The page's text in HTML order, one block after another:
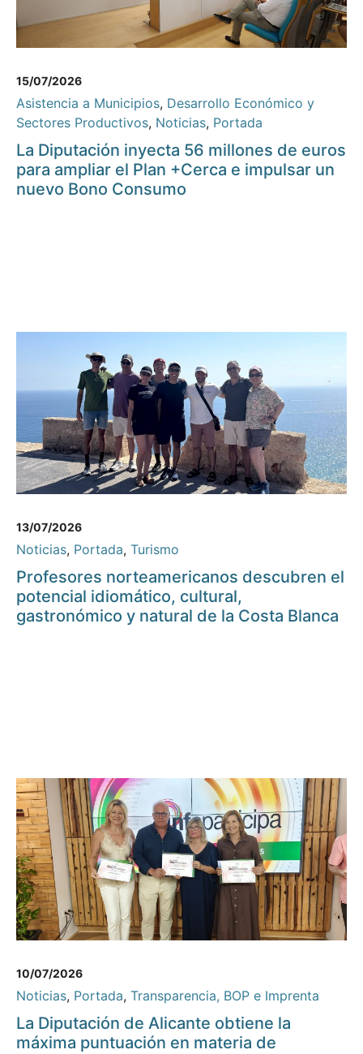
15/07/2026
Asistencia a Municipios, Desarrollo Económico y
Sectores Productivos, Noticias, Portada
La Diputación inyecta 56 millones de euros
para ampliar el Plan +Cerca e impulsar un
nuevo Bono Consumo
13/07/2026
Noticias, Portada, Turismo
Profesores norteamericanos descubren el
potencial idiomático, cultural,
gastronómico y natural de la Costa Blanca
10/07/2026
Noticias, Portada, Transparencia, BOP e Imprenta
La Diputación de Alicante obtiene la
máxima puntuación en materia de